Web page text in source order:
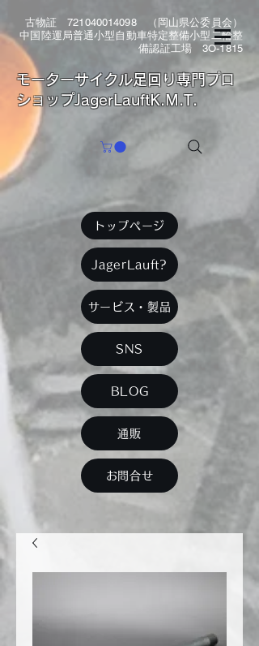
古物証721040014098（岡山県公委員会）
中国陸運局普通小型自動車特定整備小型二輪整
備認証工場 3O-1815
​モーターサイクル足回り専門プロ
ショップJagerLauftK.M.T.
トップページ
JagerLauft?
サービス・製品
SNS
BLOG
通販
お問合せ